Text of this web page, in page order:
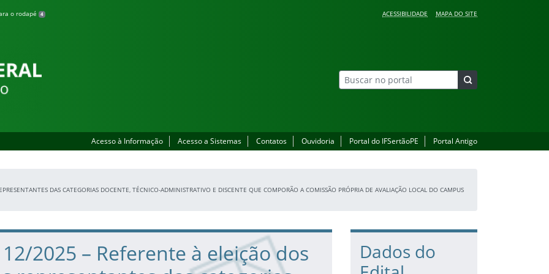
o rodapé 4 ACESSIBILIDADE MAPA DO SITE
Acesso à Informação Acesso a Sistemas Contatos Ouvidoria Portal do IFSertãoPE Portal Antigo
DAS CATEGORIAS DOCENTE, TÉCNICO-ADMINISTRATIVO E DISCENTE QUE COMPORÃO A COMISSÃO PRÓPRIA DE AVALIAÇÃO LOCAL DO CAMPUS
12/2025 – Referente à eleição dos
Dados do